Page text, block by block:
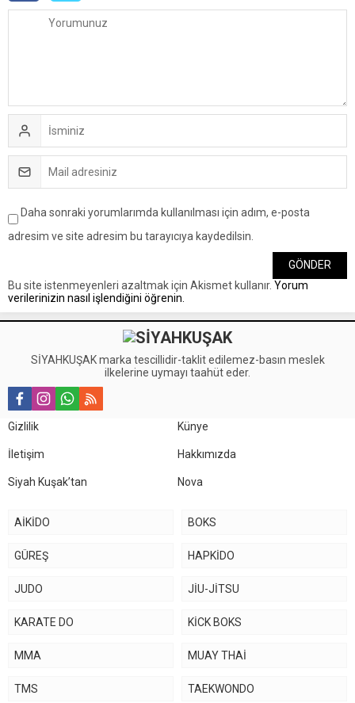
Daha sonraki yorumlarımda kullanılması için adım, e-posta
adresim ve site adresim bu tarayıcıya kaydedilsin.
Bu site istenmeyenleri azaltmak için Akismet kullanır. Yorum
verilerinizin nasıl işlendiğini öğrenin.
SİYAHKUŞAK marka tescillidir-taklit edilemez-basın meslek
ilkelerine uymayı taahüt eder.
Gizlilik Künye
İletişim Hakkımızda
Siyah Kuşak’tan Nova
AİKİDO BOKS
GÜREŞ HAPKİDO
JUDO JİU-JİTSU
KARATE DO KİCK BOKS
MMA MUAY THAİ
TMS TAEKWONDO